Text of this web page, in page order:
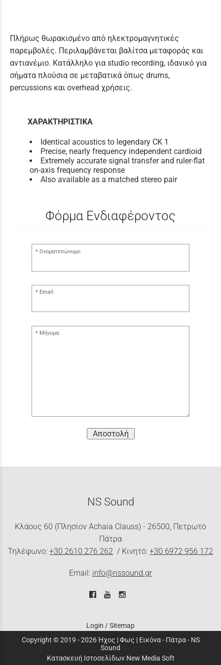
Πλήρως θωρακισμένο από ηλεκτρομαγνητικές
παρεμβολές. Περιλαμβάνεται βαλίτσα μεταφοράς και
αντιανέμιο. Κατάλληλο για studio recording, ιδανικό για
σήματα πλούσια σε μεταβατικά όπως drums,
percussions και overhead χρήσεις.
ΧΑΡΑΚΤΗΡΙΣΤΙΚΑ
Identical acoustics to legendary CK 1
Precise, nearly frequency independent cardioid
Extremely accurate signal transfer and ruler-flat
on-axis frequency response
Also available as a matched stereo pair
Φόρμα Ενδιαφέροντος
Ονοματεπώνυμο:
Email:
Μήνυμα:
Αποστολή
NS Sound
Κλάους 60 (Πλησίον Achaia Clauss) - 26500, Πετρωτό
Πάτρα
Τηλέφωνο: +30 2610 276 262 / Κινητό: +30 6972 956 172
Email: info@nssound.gr
Login /Sitemap
Copyright © 2019 - 2026 Ήχος | Φως | Εικόνα - Πάτρα - NS
Sound
Κατασκευή Ιστοσελίδων New Media Soft